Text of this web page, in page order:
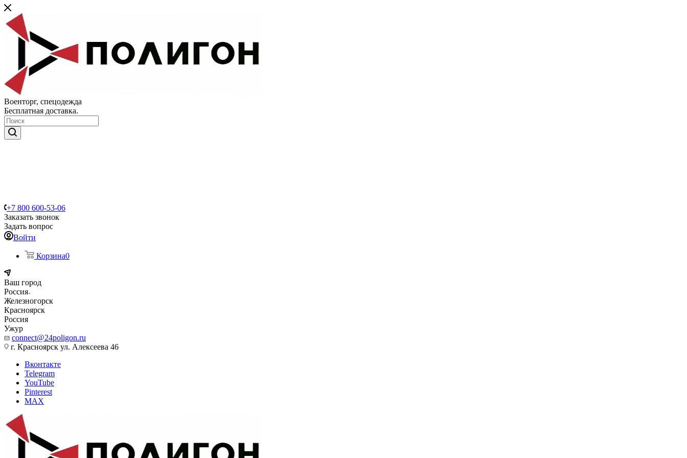
Военторг, спецодежда
Бесплатная доставка.
+7 800 600-53-06
Заказать звонок
Задать вопрос
Войти
Корзина0
Ваш город
Россия
Железногорск
Красноярск
Россия
Ужур
connect@24poligon.ru
г. Красноярск ул. Алексеева 46
Вконтакте
Telegram
YouTube
Pinterest
MAX